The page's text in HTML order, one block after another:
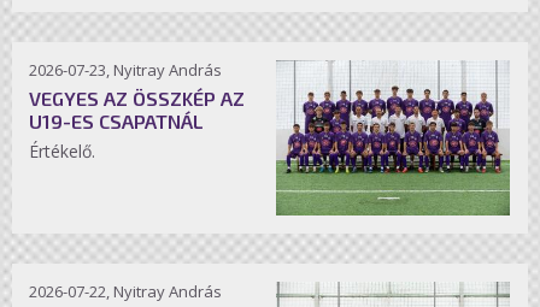
2026-07-23, Nyitray András
VEGYES AZ ÖSSZKÉP AZ
U19-ES CSAPATNÁL
Értékelő.
2026-07-22, Nyitray András